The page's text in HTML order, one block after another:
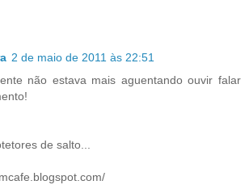
2 de maio de 2011 às 22:51
não estava mais aguentando ouvir falar
de salto...